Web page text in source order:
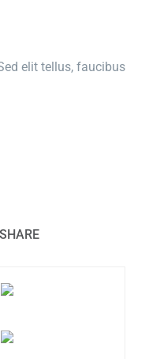
elit tellus, faucibus